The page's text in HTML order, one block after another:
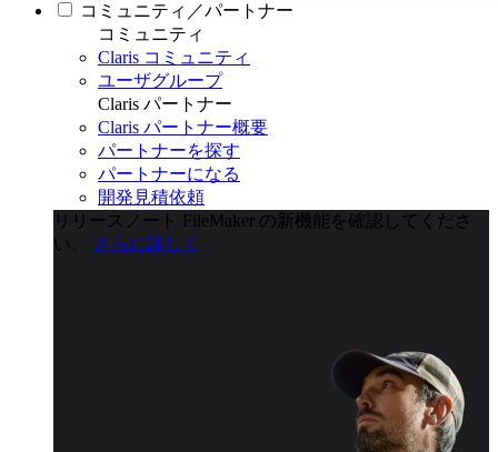
コミュニティ／パートナー
コミュニティ
Claris コミュニティ
ユーザグループ
Claris パートナー
Claris パートナー概要
パートナーを探す
パートナーになる
開発見積依頼
リリースノート
FileMaker の新機能を確認してくださ
い。
さらに詳しく